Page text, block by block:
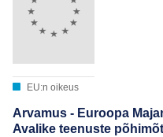
EU:n oikeus
Arvamus - Euroopa
Avalike teenuste